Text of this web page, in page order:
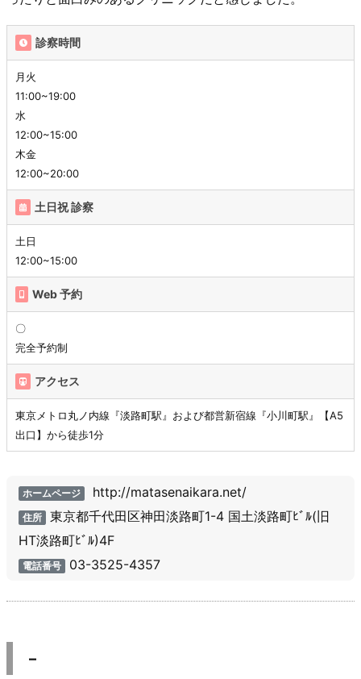
診察時間
月火
11:00~19:00
水
12:00~15:00
木金
12:00~20:00
土日祝 診察
土日
12:00~15:00
Web 予約
〇
完全予約制
アクセス
東京メトロ丸ノ内線『淡路町駅』および都営新宿線『小川町駅』【A5
出口】から徒歩1分
ホームページ http://matasenaikara.net/
住所 東京都千代田区神田淡路町1-4 国土淡路町ﾋﾞﾙ(旧
HT淡路町ﾋﾞﾙ)4F
電話番号 03-3525-4357
–